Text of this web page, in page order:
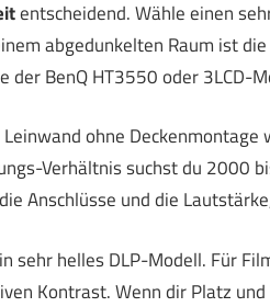
entscheidend. Wähle einen
abgedunkelten Raum ist die
BenQ HT3550 oder 3LCD-
ohne Deckenmontage
Verhältnis suchst du 2000
Anschlüsse und die
sehr helles DLP-Modell. Für
Kontrast. Wenn dir Platz